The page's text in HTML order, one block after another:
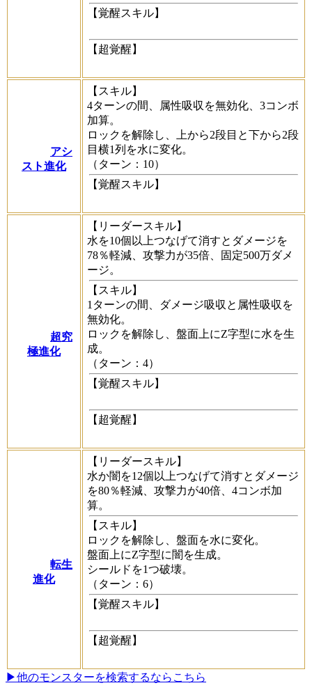
【覚醒スキル】
【超覚醒】
アシ
スト進化
【スキル】
4ターンの間、属性吸収を無効化、3コンボ
加算。
ロックを解除し、上から2段目と下から2段
目横1列を水に変化。
（ターン：10）
【覚醒スキル】
超究
極進化
【リーダースキル】
水を10個以上つなげて消すとダメージを
78％軽減、攻撃力が35倍、固定500万ダメ
ージ。
【スキル】
1ターンの間、ダメージ吸収と属性吸収を
無効化。
ロックを解除し、盤面上にZ字型に水を生
成。
（ターン：4）
【覚醒スキル】
【超覚醒】
転生
進化
【リーダースキル】
水か闇を12個以上つなげて消すとダメージ
を80％軽減、攻撃力が40倍、4コンボ加
算。
【スキル】
ロックを解除し、盤面を水に変化。
盤面上にZ字型に闇を生成。
シールドを1つ破壊。
（ターン：6）
【覚醒スキル】
【超覚醒】
▶他のモンスターを検索するならこちら